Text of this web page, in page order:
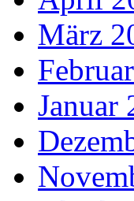
März
Januar